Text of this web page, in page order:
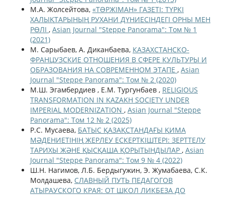
М.А. Жолсейтова, «ТƏРЖІМАН» ГАЗЕТІ: ТҮРКІ
ХАЛЫҚТАРЫНЫҢ РУХАНИ ДҮНИЕСІНДЕГІ ОРНЫ МЕН
РӨЛІ , Asian Journal "Steppe Panorama": Том № 1
(2021)
М. Сарыбаев, А. Диканбаева, КАЗАХСТАНСКО-
ФРАНЦУЗСКИЕ ОТНОШЕНИЯ В СФЕРЕ КУЛЬТУРЫ И
ОБРАЗОВАНИЯ НА СОВРЕМЕННОМ ЭТАПЕ , Asian
Journal "Steppe Panorama": Том № 2 (2020)
М.Ш. Эгамбердиев , Е.М. Тургунбаев , RELIGIOUS
TRANSFORMATION IN KAZAKH SOCIETY UNDER
IMPERIAL MODERNIZATION , Asian Journal "Steppe
Panorama": Том 12 № 2 (2025)
Р.С. Мусаева, БАТЫС ҚАЗАҚСТАНДАҒЫ ҚИМА
МӘДЕНИЕТІНІҢ ЖЕРЛЕУ ЕСКЕРТКІШТЕРІ: ЗЕРТТЕЛУ
ТАРИХЫ ЖӘНЕ ҚЫСҚАША ҚОРЫТЫНДЫЛАР , Asian
Journal "Steppe Panorama": Том 9 № 4 (2022)
Ш.Н. Нагимов, Л.Б. Бердыгужин, Э. Жумабаева, С.К.
Молдашева, СЛАВНЫЙ ПУТЬ ПЕДАГОГОВ
АТЫРАУСКОГО КРАЯ: ОТ ШКОЛ ЛИКБЕЗА ДО